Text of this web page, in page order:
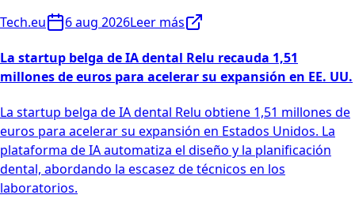
Tech.eu
6 aug 2026Leer más
La startup belga de IA dental Relu recauda 1,51
millones de euros para acelerar su expansión en EE. UU.
La startup belga de IA dental Relu obtiene 1,51 millones de
euros para acelerar su expansión en Estados Unidos. La
plataforma de IA automatiza el diseño y la planificación
dental, abordando la escasez de técnicos en los
laboratorios.